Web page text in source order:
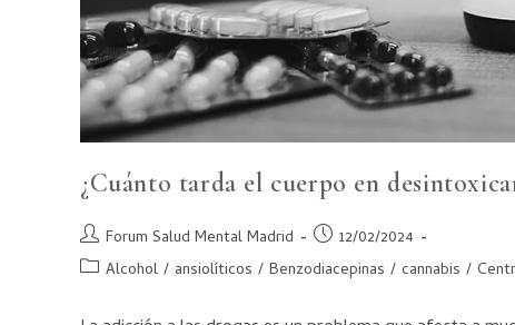
¿Cuánto tarda el cuerpo en
Forum Salud Mental Madrid
12/02/2024
Alcohol / ansiolíticos / Benzodiacepinas / cannabis /